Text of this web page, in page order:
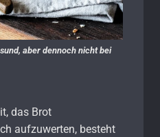
aber dennoch nicht bei
das Brot
aufzuwerten, besteht